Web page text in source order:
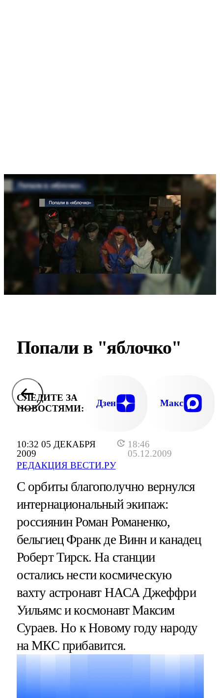
10:32 05 ДЕКАБРЯ
2009
18:46
05.12.2009
РЕДАКЦИЯ ВЕСТИ.РУ
Попали в "яблочко"
СЛЕДИТЕ ЗА
НОВОСТЯМИ:
Дзен Макс
С орбиты благополучно вернулся
интернациональный экипаж:
россиянин Роман Романенко,
бельгиец Франк де Винн и канадец
Роберт Тирск. На станции
остались нести космическую
вахту астронавт НАСА Джеффри
Уильямс и космонавт Максим
Сураев. Но к Новому году народу
на МКС прибавится.